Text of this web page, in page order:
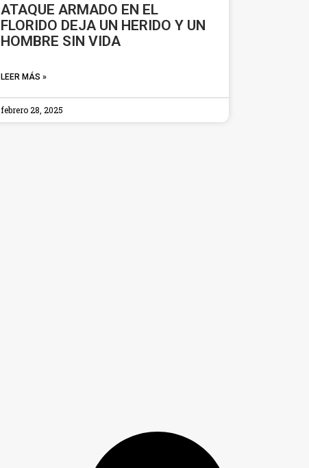
ATAQUE ARMADO EN EL
FLORIDO DEJA UN HERIDO Y UN
HOMBRE SIN VIDA
LEER MÁS »
febrero 28, 2025